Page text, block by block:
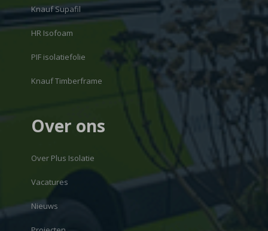
Knauf Supafil
HR Isofoam
PIF isolatiefolie
Knauf Timberframe
Over ons
Over Plus Isolatie
Vacatures
Nieuws